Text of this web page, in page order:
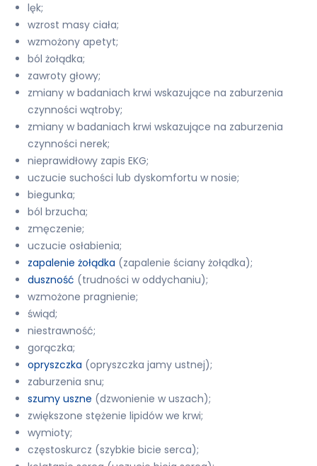
lęk;
wzrost masy ciała;
wzmożony apetyt;
ból żołądka;
zawroty głowy;
zmiany w badaniach krwi wskazujące na zaburzenia
czynności wątroby;
zmiany w badaniach krwi wskazujące na zaburzenia
czynności nerek;
nieprawidłowy zapis EKG;
uczucie suchości lub dyskomfortu w nosie;
biegunka;
ból brzucha;
zmęczenie;
uczucie osłabienia;
zapalenie żołądka (zapalenie ściany żołądka);
duszność (trudności w oddychaniu);
wzmożone pragnienie;
świąd;
niestrawność;
gorączka;
opryszczka (opryszczka jamy ustnej);
zaburzenia snu;
szumy uszne (dzwonienie w uszach);
zwiększone stężenie lipidów we krwi;
wymioty;
częstoskurcz (szybkie bicie serca);